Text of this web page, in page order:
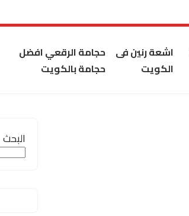
اشعة رنين فى
الكويت
حجامة الرقعي افضل
حجامة بالكويت
البحث